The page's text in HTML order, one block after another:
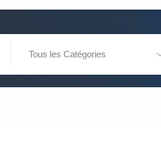
Tous les Catégories